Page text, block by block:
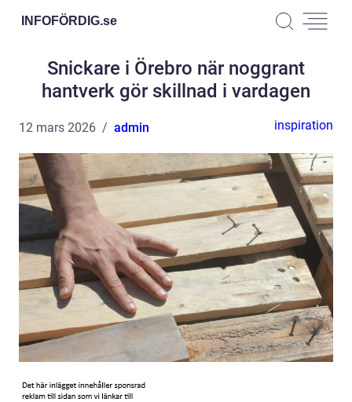
INFOFÖRDIG.se
Snickare i Örebro när noggrant
hantverk gör skillnad i vardagen
12 mars 2026 admin inspiration